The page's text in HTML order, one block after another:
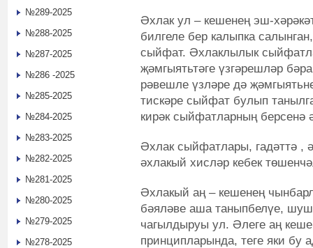
Әхлак ул – кешенең эш-
билгеле бер калыпка
сыйфат. Әхлаклылык
җәмгыятьтәге үзгәрешләр
рәвешле үзләре дә
тискәре сыйфат булып
кирәк сыйфатларның берсенә
Әхлак сыйфатлары, гадәттә ,
әхлакый хисләр кебек
Әхлакый аң – кешенең
бәяләве аша таныпбелүе,
чагылдыруы ул. Әлеге аң
принципларында, теге яки бу
№289-2025
№288-2025
№287-2025
№286 -2025
№285-2025
№284-2025
№283-2025
№282-2025
№281-2025
№280-2025
№279-2025
№278-2025